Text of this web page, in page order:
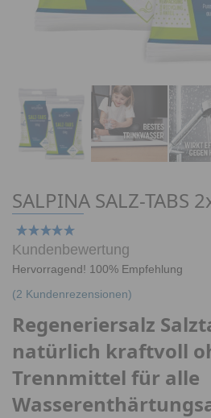
SALPINA SALZ-TABS
Kundenbewertung
Hervorragend! 100% Empfehlung
(2 Kundenrezensionen)
Regeneriersalz
natürlich kraftvoll
Trennmittel für alle